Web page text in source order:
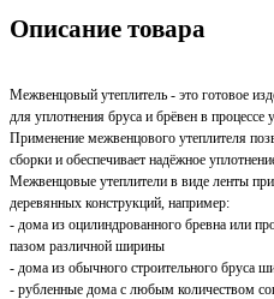
Описание товара
Межвенцовый утеплитель - это готовое
для уплотнения бруса и брёвен в процессе
Применение межвенцового утеплителя
сборки и обеспечивает надёжное
Межвенцовые утеплители в виде ленты
деревянных конструкций, например:
- дома из оцилиндрованного бревна или
пазом различной ширины
- дома из обычного строительного бруса
- рубленные дома с любым количеством